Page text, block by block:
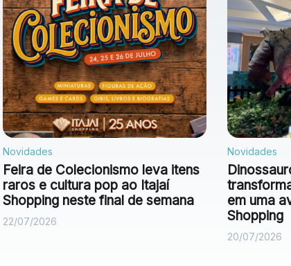
Novidades
Feira de Colecionismo leva itens
raros e cultura pop ao Itajaí
Shopping neste final de semana
22/07/2026
Novidades
em uma
Shopping
20/07/2026